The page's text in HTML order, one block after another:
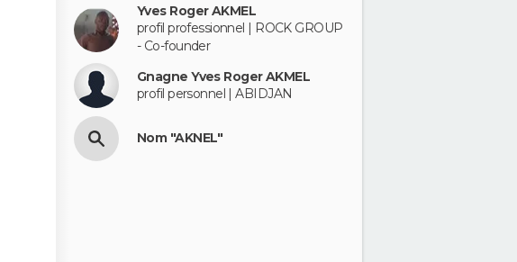
Yves Roger AKMEL
profil professionnel | ROCK GROUP
- Co-founder
Gnagne Yves Roger AKMEL
profil personnel | ABIDJAN
Nom "AKNEL"